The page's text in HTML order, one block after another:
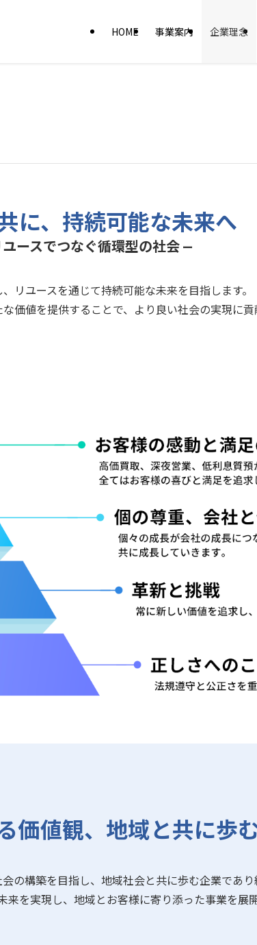
HOME 事業案内 企業理念
に、 持続可能な未来へ
ユースでつなぐ循環型の社会ー
リユースを通じて持続可能な未来を目指します。
価値を提供することで、より良い社会の実現に貢
価値観、 地域と共に歩
の構築を目指し、地域社会と共に歩む企業であり
を実現し、地域とお客様に寄り添った事業を展